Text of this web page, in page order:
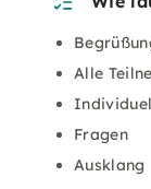
Alle
Fragen
Ausklang